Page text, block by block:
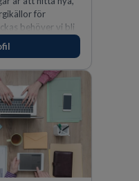
för
behöver vi bli
skillnad.